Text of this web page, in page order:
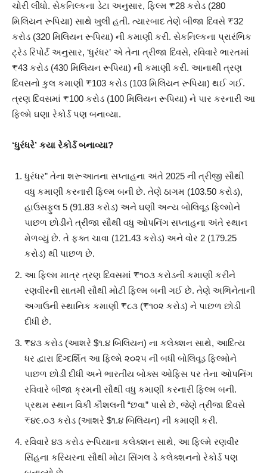
ચોરી લીધો. સેકનિલ્કના ડેટા અનુસાર, ફિલ્મ ₹28 કરોડ (280
મિલિયન રૂપિયા) સાથે ખુલી હતી. ત્યારબાદ તેણે બીજા દિવસે ₹32
કરોડ (320 મિલિયન રૂપિયા) ની કમાણી કરી. સેકનિલ્કના પ્રારંભિક
ટ્રેડ રિપોર્ટ અનુસાર, ‘ધુરંધર’ એ તેના ત્રીજા દિવસે, રવિવારે ભારતમાં
₹43 કરોડ (430 મિલિયન રૂપિયા) ની કમાણી કરી. આનાથી ત્રણ
દિવસનો કુલ કમાણી ₹103 કરોડ (103 મિલિયન રૂપિયા) થઈ ગઈ.
ત્રણ દિવસમાં ₹100 કરોડ (100 મિલિયન રૂપિયા) ને પાર કરનારી આ
ફિલ્મે ઘણા રેકોર્ડ પણ બનાવ્યા.
‘ધુરંધરે’ કયા રેકોર્ડ બનાવ્યા?
ધુરંધર” તેના શરૂઆતના સપ્તાહના અંતે 2025 ની ત્રીજી સૌથી
વધુ કમાણી કરનારી ફિલ્મ બની છે. તેણે ઠાગમ (103.50 કરોડ),
હાઉસફુલ 5 (91.83 કરોડ) અને ઘણી અન્ય બોલિવૂડ ફિલ્મોને
પાછળ છોડીને ત્રીજા સૌથી વધુ ઓપનિંગ સપ્તાહના અંતે સ્થાન
મેળવ્યું છે. તે ફક્ત ચાવા (121.43 કરોડ) અને વોર 2 (179.25
કરોડ) થી પાછળ છે.
આ ફિલ્મ માત્ર ત્રણ દિવસમાં ₹૧૦૩ કરોડની કમાણી કરીને
રણવીરની સાતમી સૌથી મોટી ફિલ્મ બની ગઈ છે. તેણે અભિનેતાની
અગાઉની સ્થાનિક કમાણી ₹૮૩ (₹૧૦૨ કરોડ) ને પાછળ છોડી
દીધી છે.
₹૪૩ કરોડ (આશરે $૧.૪ બિલિયન) ના કલેક્શન સાથે, આદિત્ય
ધર દ્વારા દિગ્દર્શિત આ ફિલ્મે ૨૦૨૫ ની બધી બોલિવૂડ ફિલ્મોને
પાછળ છોડી દીધી અને ભારતીય બોક્સ ઓફિસ પર તેના ઓપનિંગ
રવિવારે બીજા ક્રમની સૌથી વધુ કમાણી કરનારી ફિલ્મ બની.
પ્રથમ સ્થાન વિકી કૌશલની “છવા” પાસે છે, જેણે ત્રીજા દિવસે
₹૪૯.૦૩ કરોડ (આશરે $૧.૪ બિલિયન) ની કમાણી કરી.
રવિવારે ૪૩ કરોડ રૂપિયાના કલેક્શન સાથે, આ ફિલ્મે રણવીર
સિંહના કરિયરના સૌથી મોટા સિંગલ ડે કલેક્શનનો રેકોર્ડ પણ